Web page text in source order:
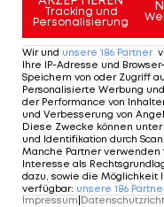
Tracking und
Personalisierung
Wir und unsere 186 Partner
Ihre IP-Adresse und
Speichern von oder Zugriff
Personalisierte Werbung
der Performance von
und Verbesserung von
Diese Zwecke können
und Identifikation durch
Manche Partner
Interesse als
dazu, sowie die Möglichkeit
verfügbar: unsere 186
Impressum